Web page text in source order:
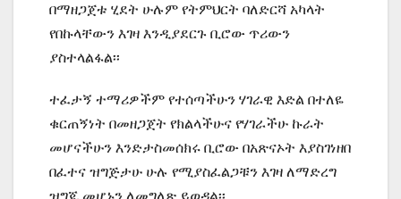
በማዘጋጀቱ ሂደት ሁሉም የትምህርት ባለድርሻ አካላት
የበኩላቸውን እገዛ እንዲያደርጉ ቢሮው ጥሪውን
ያስተላልፋል፡፡
ተፈታኝ ተማሪዎችም የተሰጣችሁን ሃገራዊ እድል በተለዬ
ቁርጠኝነት በመዘጋጀት የክልላችሁና የሃገራችሁ ኩራት
መሆናችሁን እንድታስመሰክሩ ቢሮው በአጽናኦት እያስገነዘበ
በፈተና ዝግጅታሁ ሁሉ የሚያስፈልጋቹን እገዛ ለማድረግ
ዝግጁ መሆኑን ለመግለጽ ይወዳል፡፡